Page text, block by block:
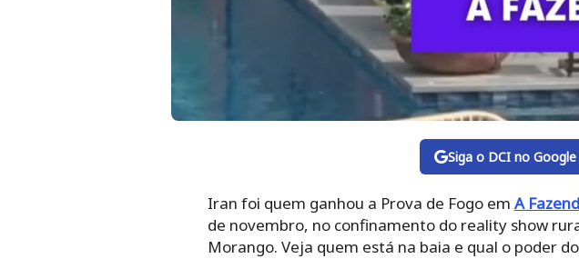
Siga o DCI no Google
Iran foi quem ganhou a Prova de Fogo em A
de novembro, no confinamento do reality show
Morango. Veja quem está na baia e qual o poder